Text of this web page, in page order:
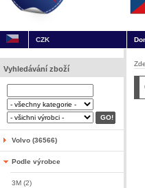
CZK
Vyhledávání zboží
Volvo (36566)
Podle výrobce
3M (2)